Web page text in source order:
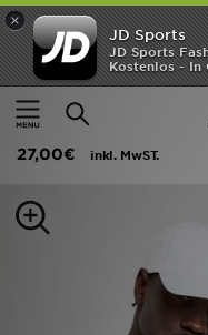
×
JD Sports
JD Sports
Kostenlos - In
Startseite
Frauen
Nike Club Structured
27,00€
inkl. MwST.
Startseite
ANGEBOTE
Herren